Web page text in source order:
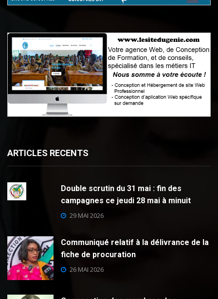
ARTICLES RECENTS
Double scrutin du 31 mai : fin des
campagnes ce jeudi 28 mai à minuit
29 MAI 2026
Communiqué relatif à la délivrance de la
fiche de procuration
26 MAI 2026